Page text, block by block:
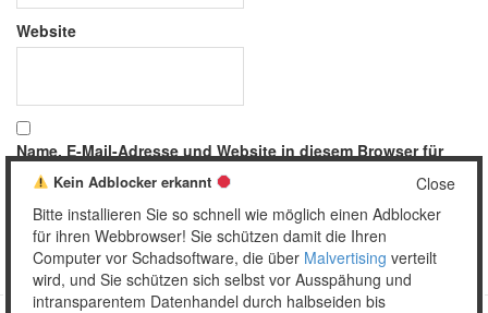
Website
Name, E-Mail-Adresse und Website in diesem Browser für
meinen nächsten Kommentar speichern.
Close
Kein Adblocker erkannt
Bitte installieren Sie so schnell wie möglich einen Adblocker
für ihren Webbrowser! Sie schützen damit die Ihren
Computer vor Schadsoftware, die über Malvertising verteilt
wird, und Sie schützen sich selbst vor Ausspähung und
intransparentem Datenhandel durch halbseiden bis